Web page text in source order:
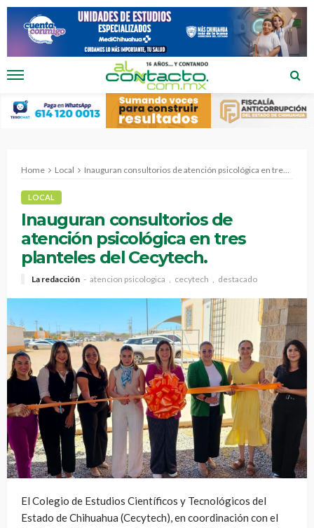
Home Local Inauguran consultorios de atención psicológica en tres planteles del Cecytech.
LOCAL
Inauguran consultorios de
atención psicológica en tres
planteles del Cecytech.
La redacción atencion psicologica cecytech destacado
El Colegio de Estudios Científicos y Tecnológicos del
Estado de Chihuahua (Cecytech), en coordinación con el